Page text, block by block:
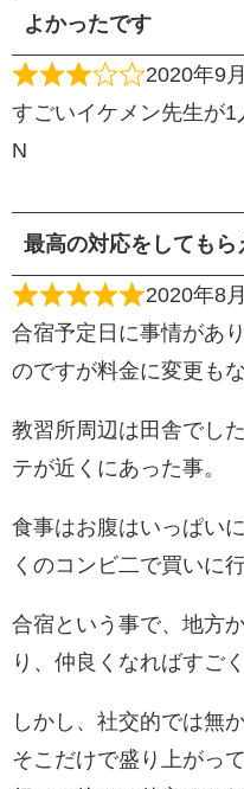
よかったです
2020年9
すごいイケメン先生が1
N
最高の対応をしてもら
2020年8
合宿予定日に事情があ
のですが料金に変更も
教習所周辺は田舎でし
テが近くにあった事。
食事はお腹はいっぱい
くのコンビ二で買いに
合宿という事で、地方
り、仲良くなればすご
しかし、社交的では無
そこだけで盛り上がっ